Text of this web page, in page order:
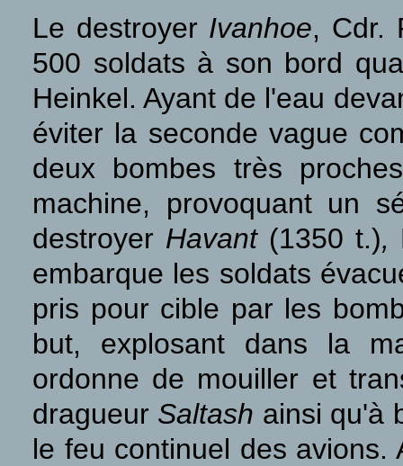
Le destroyer Ivanhoe, Cdr.
500 soldats à son bord
Heinkel. Ayant de l'eau
éviter la seconde vague
deux bombes très
machine, provoquant un
destroyer Havant (1350 t.),
embarque les soldats
pris pour cible par les
but, explosant dans la
ordonne de mouiller et
dragueur Saltash ainsi qu'à
le feu continuel des